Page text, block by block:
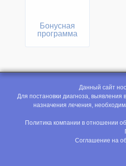
Бонусная
программа
Данный сайт
Для постановки диагноза, выявления
назначения лечения,
Политика компании в отношении
Соглашение на